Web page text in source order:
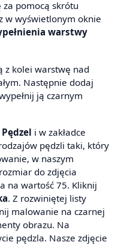
pomocą skrótu
w wyświetlonym oknie
warstwy
z kolei warstwę nad
Następnie dodaj
ją czarnym
Pędzel i w zakładce
pędzli taki, który
w naszym
do zdjęcia
na wartość 75. Kliknij
. Z rozwiniętej listy
malowanie na czarnej
obrazu. Na
pędzla. Nasze zdjęcie